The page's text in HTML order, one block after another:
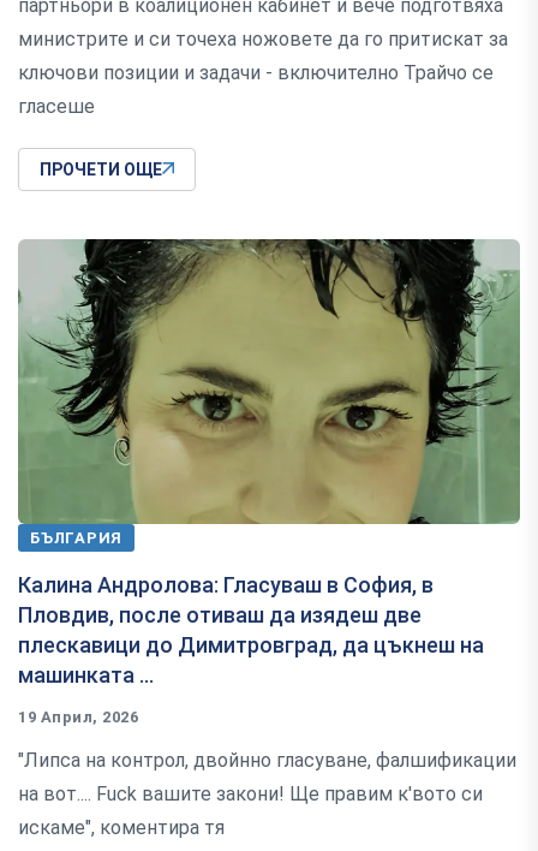
партньори в коалиционен кабинет и вече подготвяха
министрите и си точеха ножовете да го притискат за
ключови позиции и задачи - включително Трайчо се
гласеше
ПРОЧЕТИ ОЩЕ
БЪЛГАРИЯ
Калина Андролова: Гласуваш в София, в
Пловдив, после отиваш да изядеш две
плескавици до Димитровград, да цъкнеш на
машинката ...
19 Април, 2026
"Липса на контрол, двойнно гласуване, фалшификации
на вот.... Fuck вашите закони! Ще правим к'вото си
искаме", коментира тя